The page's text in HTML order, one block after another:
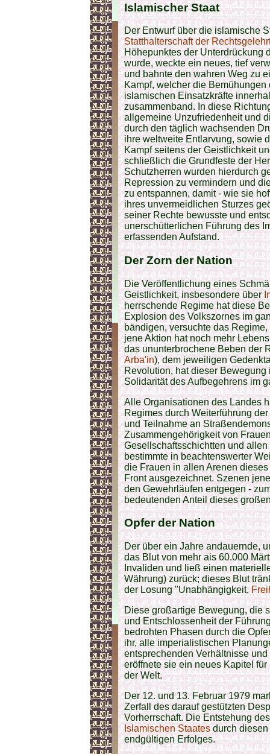
IslamischerStaat
Der Entwurf über die islamische
Statthalterschaft der
Höhepunktes der Unterdrückung
wurde, weckte ein neues, tief
und bahnte den wahren Weg zu
Kampf, welcher die
islamischen Einsatzkräfte
zusammenband. In diese
allgemeine Unzufriedenheit und
durch den täglich wachsenden
ihre weltweite Entlarvung, sowie
Kampf seitens der Geistlichkeit
schließlich die Grundfeste der
Schutzherren wurden hierdurch
Repression zu vermindern und
zu entspannen, damit - wie sie
ihres unvermeidlichen Sturzes
seiner Rechte bewusste und
unerschütterlichen Führung des
erfassenden Aufstand.
DerZornder Nation
Die Veröffentlichung eines
Geistlichkeit, insbesondere über
herrschende Regime hat diese
Explosion des Volkszornes im
bändigen, versuchte das
jene Aktion hat noch mehr
das ununterbrochene Beben der
Arba'in), dem jeweiligen
Revolution, hat dieser
Solidarität des Aufbegehrens im
Alle Organisationen des Landes
Regimes durch Weiterführung
und Teilnahme an
Zusammengehörigkeit von
Gesellschaftsschichtten und
bestimmte in beachtenswerter
die Frauen in allen Arenen
Front ausgezeichnet. Szenen
den Gewehrläufen entgegen -
bedeutenden Anteil dieses
Opferder Nation
Der über ein Jahre andauernde,
das Blut von mehr ais 60.000
Invaliden und ließ einen
Währung) zurück; dieses Blut
der Losung "Unabhängigkeit,
Diese großartige Bewegung, die
und Entschlossenheit der
bedrohten Phasen durch die
ihr, alle imperialistischen
entsprechenden Verhältnisse
eröffnete sie ein neues Kapitel
der Welt.
Der 12. und 13. Februar 1979
Zerfall des darauf gestützten
Vorherrschaft. Die Entstehung
Islamischen Staatesdurch diesen
endgültigen Erfolges.